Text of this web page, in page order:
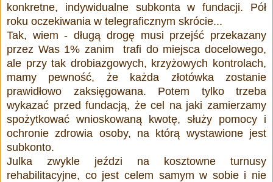
konkretne, indywidualne subkonta w fundacji. Pół
roku oczekiwania w telegraficznym skrócie...
Tak, wiem - długą drogę musi przejść przekazany
przez Was 1% zanim trafi do miejsca docelowego,
ale przy tak drobiazgowych, krzyżowych kontrolach,
mamy pewność, że każda złotówka zostanie
prawidłowo zaksięgowana. Potem tylko trzeba
wykazać przed fundacją, że cel na jaki zamierzamy
spożytkować wnioskowaną kwotę, służy pomocy i
ochronie zdrowia osoby, na którą wystawione jest
subkonto.
Julka zwykle jeździ na kosztowne turnusy
rehabilitacyjne, co jest celem samym w sobie i nie